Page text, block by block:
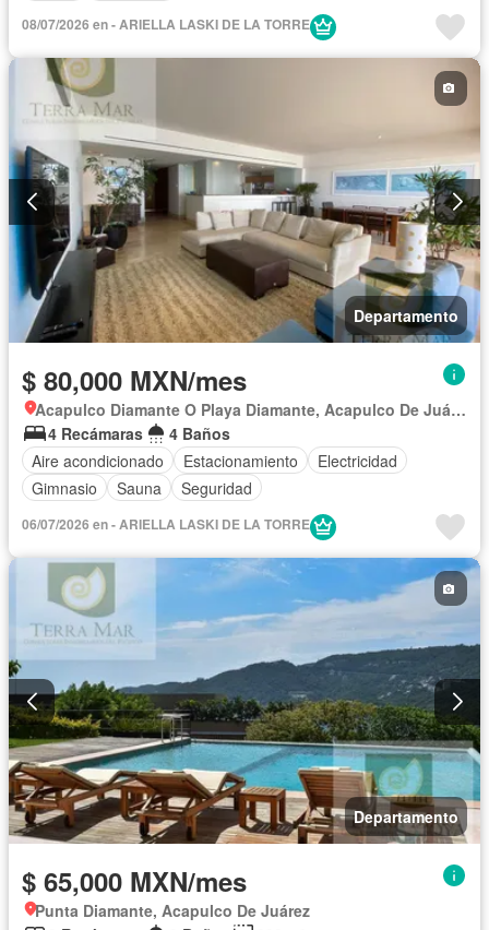
08/07/2026 en - ARIELLA LASKI DE LA TORRE
Departamento
$ 80,000 MXN/mes
Acapulco Diamante O Playa Diamante, Acapulco De Juárez
4 Recámaras
4 Baños
Aire acondicionado
Estacionamiento
Electricidad
Gimnasio
Sauna Seguridad
06/07/2026 en - ARIELLA LASKI DE LA TORRE
Departamento
$ 65,000 MXN/mes
Punta Diamante, Acapulco De Juárez